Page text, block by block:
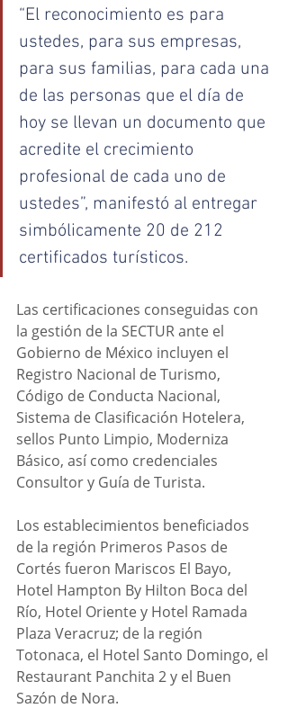
“El reconocimiento es para
ustedes, para sus empresas,
para sus familias, para cada una
de las personas que el día de
hoy se llevan un documento que
acredite el crecimiento
profesional de cada uno de
ustedes”, manifestó al entregar
simbólicamente 20 de 212
certificados turísticos.
Las certificaciones conseguidas con
la gestión de la SECTUR ante el
Gobierno de México incluyen el
Registro Nacional de Turismo,
Código de Conducta Nacional,
Sistema de Clasificación Hotelera,
sellos Punto Limpio, Moderniza
Básico, así como credenciales
Consultor y Guía de Turista.
Los establecimientos beneficiados
de la región Primeros Pasos de
Cortés fueron Mariscos El Bayo,
Hotel Hampton By Hilton Boca del
Río, Hotel Oriente y Hotel Ramada
Plaza Veracruz; de la región
Totonaca, el Hotel Santo Domingo, el
Restaurant Panchita 2 y el Buen
Sazón de Nora.